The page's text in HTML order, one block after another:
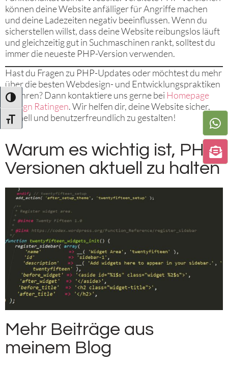
UMSCHALTEN AUF HOHE KONTRASTE
SCHRIFT VERGRÖSSERN
Warum es wichtig ist, PHP-
Versionen aktuell zu halten
können deine Website anfälliger für Angriffe machen
und deine Ladezeiten negativ beeinflussen. Wenn du
sicherstellen willst, dass deine Website reibungslos läuft
und gleichzeitig gut in Suchmaschinen rankt, solltest du
immer die neueste PHP-Version verwenden.
Hast du Fragen zu PHP-Updates oder möchtest du mehr
über die besten Webdesign- und Entwicklungspraktiken
erfahren? Dann kontaktiere uns gerne bei Homepage
Design Ratingen. Wir helfen dir, deine Website sicher,
schnell und benutzerfreundlich zu gestalten!
Mehr Beiträge aus
meinem Blog